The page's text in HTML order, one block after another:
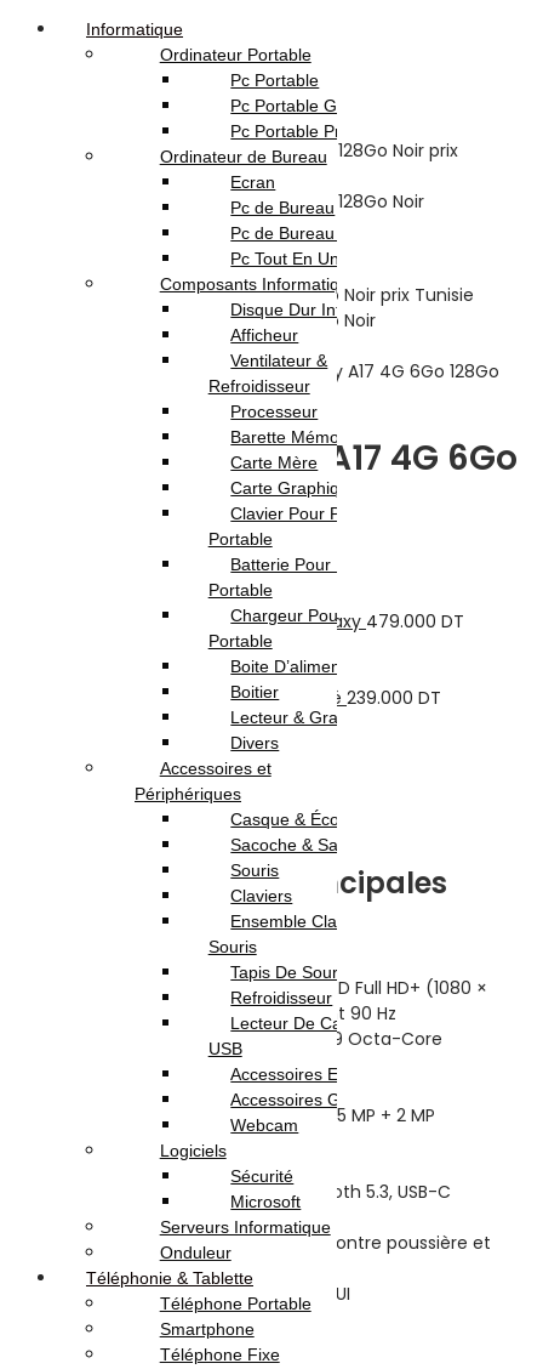
Téléphonie &
Samsung Galaxy A17 4G 6Go 128Go
Samsung Galaxy A17 4G 6Go
128Go Noir
Previous product
Tecno Spark GO 3 4Go 128G Bleu Galaxy 479.000 DT
SING-E ZQS4290 Barre de son karaoké 239.000 DT
Caractéristiques principales
Samsung Galaxy A17
Écran : 6.7 pouces Super AMOLED Full HD+ (1080 ×
2340), taux de rafraîchissement 90 Hz
Processeur : MediaTek Helio G99 Octa-Core
Mémoire RAM : 6 Go
Stockage interne : 128 Go
Appareil photo arrière : 50 MP + 5 MP + 2 MP
Caméra frontale : 13 MP
Batterie : 5000 mAh
Connectivité : 4G, Wi-Fi, Bluetooth 5.3, USB-C
Double SIM
Résistance : certification IP54 contre poussière et
éclaboussures
Système : Android 15 avec One UI
Couleur : Noir
Garantie : 1 an
Informatique
Ordinateur Portable
Pc Portable
Pc Portable Gamer
Pc Portable Pro
Ordinateur de Bureau
Ecran
Pc de Bureau
Pc de Bureau Gamer
Pc Tout En Un
Composants Informatique
Disque Dur Interne
Afficheur
Ventilateur &
Refroidisseur
Processeur
Barette Mémoire
Carte Mère
Carte Graphique
Clavier Pour Pc
Portable
Batterie Pour Pc
Portable
Chargeur Pour Pc
Portable
Boite D’alimentation
Boitier
Lecteur & Graveur
Divers
Accessoires et
Périphériques
Casque & Écouteur
Sacoche & Sac A Dos
Souris
Claviers
Ensemble Clavier et
Souris
Tapis De Souris
Refroidisseur
Lecteur De Cartes & Hub
USB
Accessoires Ecran
Accessoires Gaming
Webcam
Logiciels
Sécurité
Microsoft
Serveurs Informatique
Onduleur
Téléphonie & Tablette
Téléphone Portable
Smartphone
Téléphone Fixe